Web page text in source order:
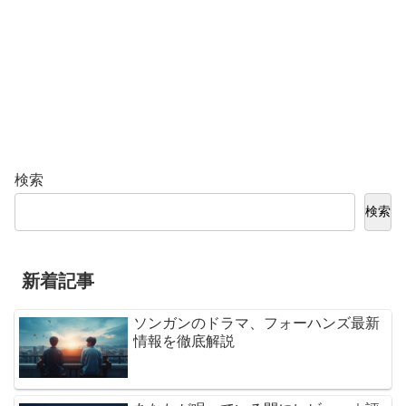
検索
検索
新着記事
ソンガンのドラマ、フォーハンズ最新
情報を徹底解説